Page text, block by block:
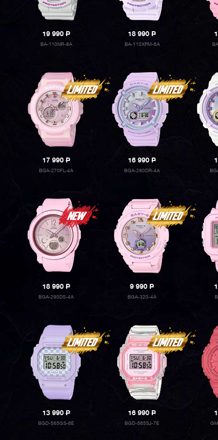
19 990P
BA-110NR-8A
18 990P
BA-110XPM-6A
17 990P
BGA-270FL-4A
16 990P
BGA-280DR-4A
18 990P
BGA-290DS-4A
9 990P
BGA-320-4A
13 990P
BGD-565GS-6E
16 990P
BGD-565SJ-7E